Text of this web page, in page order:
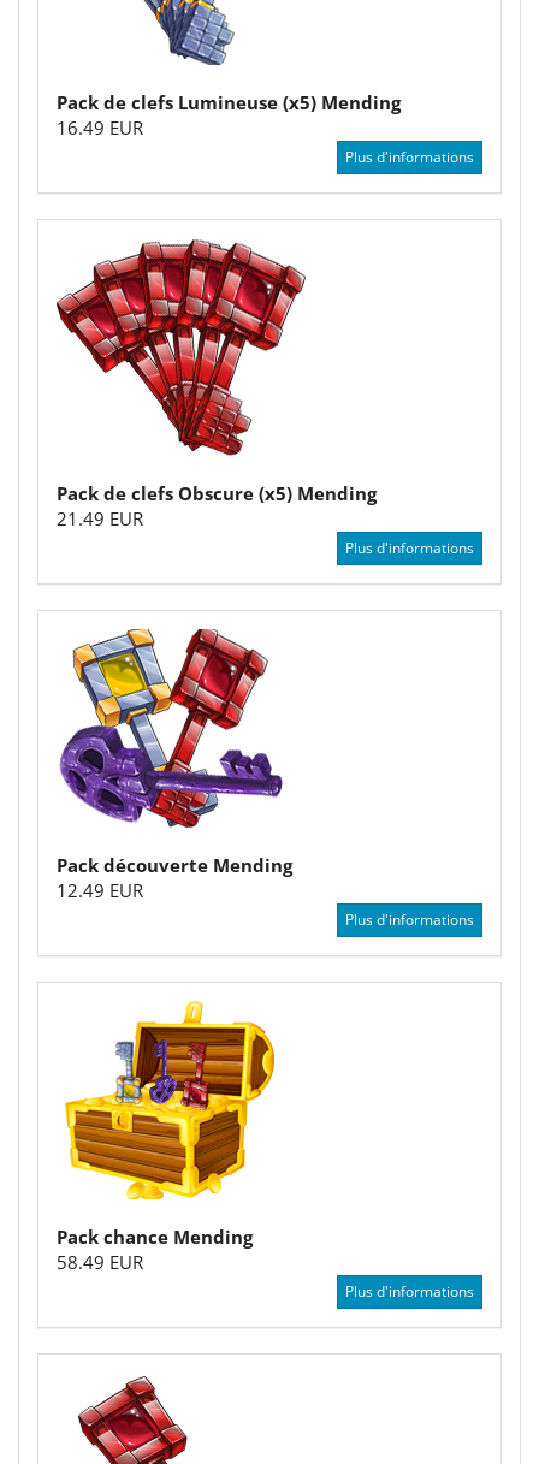
Pack de clefs Lumineuse (x5) Mending
16.49 EUR
Plus d'informations
Pack de clefs Obscure (x5) Mending
21.49 EUR
Plus d'informations
Pack découverte Mending
12.49 EUR
Plus d'informations
Pack chance Mending
58.49 EUR
Plus d'informations